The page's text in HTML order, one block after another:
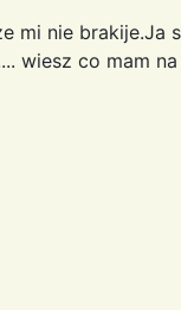
mi nie brakije.Ja
wiesz co mam